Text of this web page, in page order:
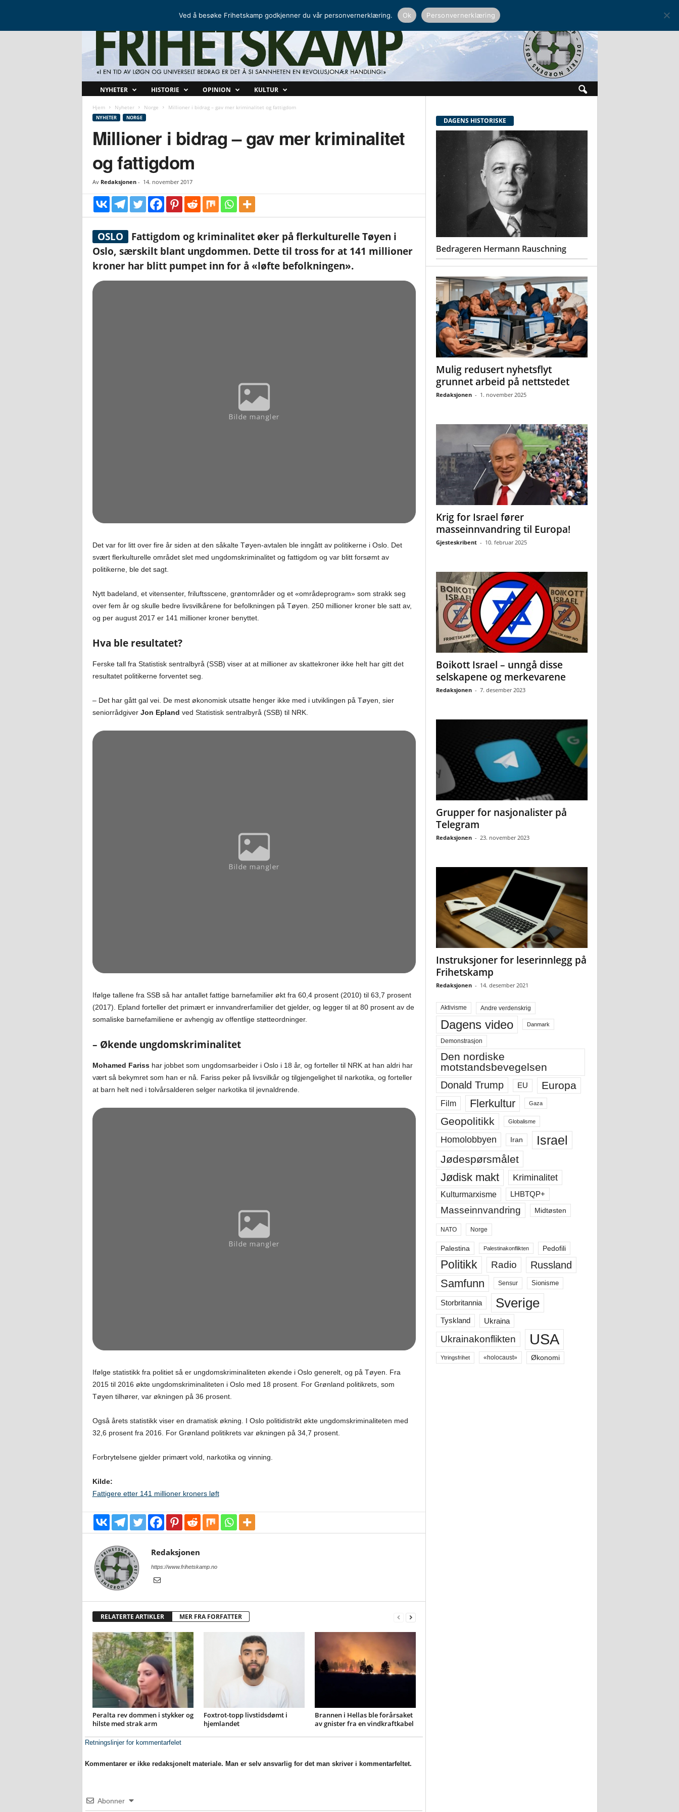
r
p
NYHETER HISTORIE OPINION KULTUR
Hjem Nyheter Norge Millioner i bidrag – gav mer kriminalitet og fattigdom
NYHETER NORGE
Millioner i bidrag – gav mer kriminalitet
og fattigdom
Av Redaksjonen- 14. november 2017
OSLO
Fattigdom og kriminalitet øker på flerkulturelle Tøyen i
Oslo, særskilt blant ungdommen. Dette til tross for at 141 millioner
kroner har blitt pumpet inn for å «løfte befolkningen».
Det var for litt over fire år siden at den såkalte Tøyen-avtalen ble inngått av politikerne i Oslo. Det
svært flerkulturelle området slet med ungdomskriminalitet og fattigdom og var blitt forsømt av
politikerne, ble det sagt.
Nytt badeland, et vitensenter, friluftsscene, grøntområder og et «områdeprogram» som strakk seg
over fem år og skulle bedre livsvilkårene for befolkningen på Tøyen. 250 millioner kroner ble satt av,
og per august 2017 er 141 millioner kroner benyttet.
Hva ble resultatet?
Ferske tall fra Statistisk sentralbyrå (SSB) viser at at millioner av skattekroner ikke helt har gitt det
resultatet politikerne forventet seg.
– Det har gått gal vei. De mest økonomisk utsatte henger ikke med i utviklingen på Tøyen, sier
seniorrådgiver Jon Epland ved Statistisk sentralbyrå (SSB) til NRK.
Ifølge tallene fra SSB så har antallet fattige barnefamilier økt fra 60,4 prosent (2010) til 63,7 prosent
(2017). Epland forteller det primært er innvandrerfamilier det gjelder, og legger til at 80 prosent av de
somaliske barnefamiliene er avhengig av offentlige støtteordninger.
– Økende ungdomskriminalitet
Mohamed Farisshar jobbet som ungdomsarbeider i Oslo i 18 år, og forteller til NRK at han aldri har
vært så bekymret som han er nå. Fariss peker på livsvilkår og tilgjengelighet til narkotika, og forteller
at barn helt ned i tolvårsalderen selger narkotika til jevnaldrende.
Ifølge statistikk fra politiet så er ungdomskriminaliteten økende i Oslo generelt, og på Tøyen. Fra
2015 til 2016 økte ungdomskriminaliteten i Oslo med 18 prosent. For Grønland politikrets, som
Tøyen tilhører, var økningen på 36 prosent.
Også årets statistikk viser en dramatisk økning. I Oslo politidistrikt økte ungdomskriminaliteten med
32,6 prosent fra 2016. For Grønland politikrets var økningen på 34,7 prosent.
Forbrytelsene gjelder primært vold, narkotika og vinning.
Kilde:
Fattigere etter 141 millioner kroners løft
Redaksjonen
https://www.frihetskamp.no
RELATERTE ARTIKLER MER FRA FORFATTER
Peralta rev dommen i stykker og
hilste med strak arm
Foxtrot-topp livstidsdømt i
hjemlandet
Brannen i Hellas ble forårsaket
av gnister fra en vindkraftkabel
Retningslinjer for kommentarfelet
Kommentarer er ikke redaksjonelt materiale. Man er selv ansvarlig for det man skriver i kommentarfeltet.
Abonner
DAGENS HISTORISKE
Bedrageren Hermann Rauschning
Mulig redusert nyhetsflyt
grunnet arbeid på nettstedet
Redaksjonen - 1. november 2025
Krig for Israel fører
masseinnvandring til Europa!
Gjesteskribent - 10. februar 2025
Boikott Israel – unngå disse
selskapene og merkevarene
Redaksjonen - 7. desember 2023
Grupper for nasjonalister på
Telegram
Redaksjonen - 23. november 2023
Instruksjoner for leserinnlegg på
Frihetskamp
Redaksjonen - 14. desember 2021
Aktivisme Andre verdenskrig
Dagens video Danmark
Demonstrasjon
Den nordiske
motstandsbevegelsen
Donald Trump EU Europa
Film Flerkultur Gaza
Geopolitikk Globalisme
Homolobbyen Iran Israel
Jødespørsmålet
Jødisk makt Kriminalitet
Kulturmarxisme LHBTQP+
Masseinnvandring Midtøsten
NATO Norge
Palestina Palestinakonflikten Pedofili
Politikk Radio Russland
Samfunn Sensur Sionisme
Storbritannia Sverige
Tyskland Ukraina
Ukrainakonflikten USA
Ytringsfrihet «holocaust» Økonomi
Ved å besøke Frihetskamp godkjenner du vår personvernerklæring. Ok Personvernerklæring